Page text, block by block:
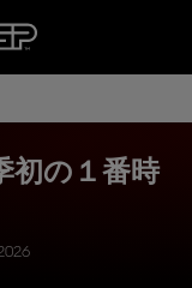
初の１番時